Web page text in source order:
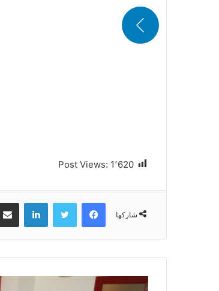
Post Views: 1٬620
شاركها
فيسبوك تويتر لينكدإن